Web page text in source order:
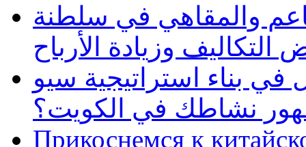
والمقاهي في سلطنة
وزيادة الأرباح
بناء استراتيجية سيو
نشاطك في الكويت؟
Прикоснемся к